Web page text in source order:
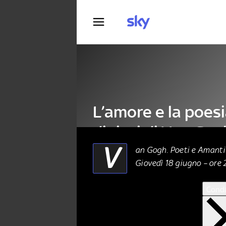
L’amore e la
dipinti di Van
ARTE 17 Giugno 2026
V
an Gogh. Poeti e Amanti
Giovedì 18 giugno – ore